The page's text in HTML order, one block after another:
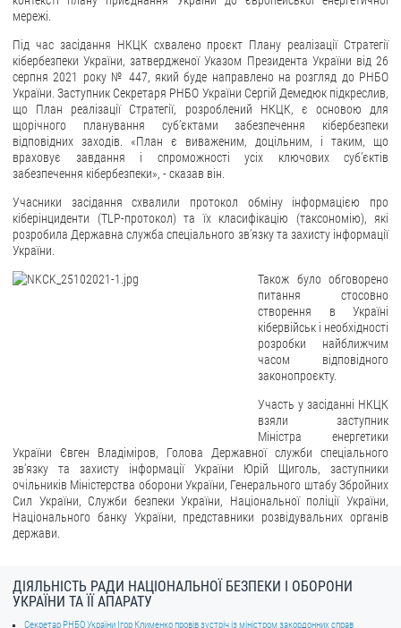
Облік публічної інформації
Питання запобігання корупції
Публічні закупівлі
Внутрішній аудит
ДЕРЖАВНИЙ РЕЄСТР САНКЦІЙ
мережі.
Під час засідання НКЦК схвалено проєкт Плану реалізації Стратегії
кібербезпеки України, затвердженої Указом Президента України від 26
серпня 2021 року № 447, який буде направлено на розгляд до РНБО
України. Заступник Секретаря РНБО України Сергій Демедюк підкреслив,
що План реалізації Стратегії, розроблений НКЦК, є основою для
щорічного планування суб’єктами забезпечення кібербезпеки
відповідних заходів. «План є виваженим, доцільним, і таким, що
враховує завдання і спроможності усіх ключових суб’єктів
забезпечення кібербезпеки», - сказав він.
Учасники засідання схвалили протокол обміну інформацією про
кіберінциденти (TLP-протокол) та їх класифікацію (таксономію), які
розробила Державна служба спеціального зв’язку та захисту інформації
України.
Також було обговорено
питання стосовно
створення в Україні
кібервійськ і необхідності
розробки найближчим
часом відповідного
законопроєкту.
Участь у засіданні НКЦК
взяли заступник
Міністра енергетики
України Євген Владіміров, Голова Державної служби спеціального
зв’язку та захисту інформації України Юрій Щиголь, заступники
очільників Міністерства оборони України, Генерального штабу Збройних
Сил України, Служби безпеки України, Національної поліції України,
Національного банку України, представники розвідувальних органів
держави.
ДІЯЛЬНІСТЬ РАДИ НАЦІОНАЛЬНОЇ БЕЗПЕКИ І ОБОРОНИ
УКРАЇНИ ТА ЇЇ АПАРАТУ
Секретар РНБО України Ігор Клименко провів зустріч із міністром закордонних справ